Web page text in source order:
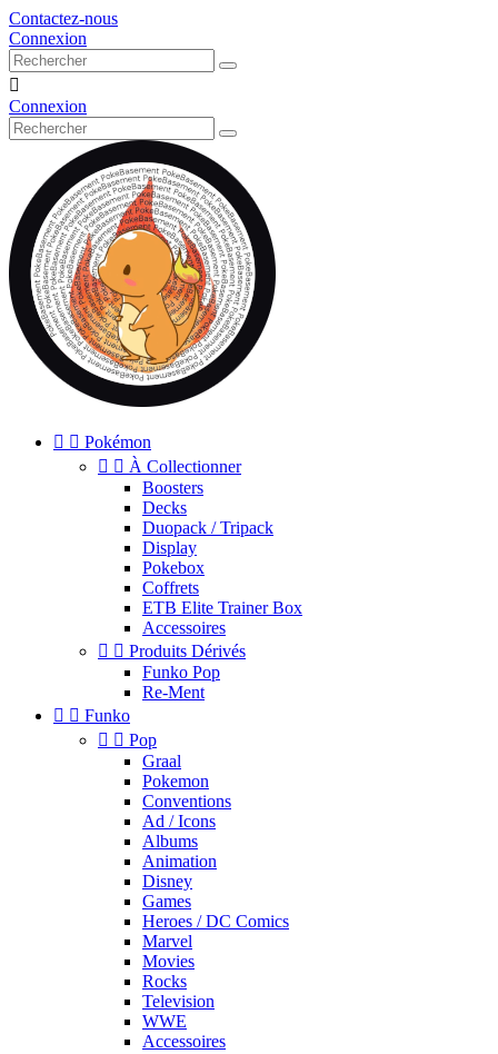
Contactez-nous
Connexion

Connexion
  Pokémon
  À Collectionner
Boosters
Decks
Duopack / Tripack
Display
Pokebox
Coffrets
ETB Elite Trainer Box
Accessoires
  Produits Dérivés
Funko Pop
Re-Ment
  Funko
  Pop
Graal
Pokemon
Conventions
Ad / Icons
Albums
Animation
Disney
Games
Heroes / DC Comics
Marvel
Movies
Rocks
Television
WWE
Accessoires